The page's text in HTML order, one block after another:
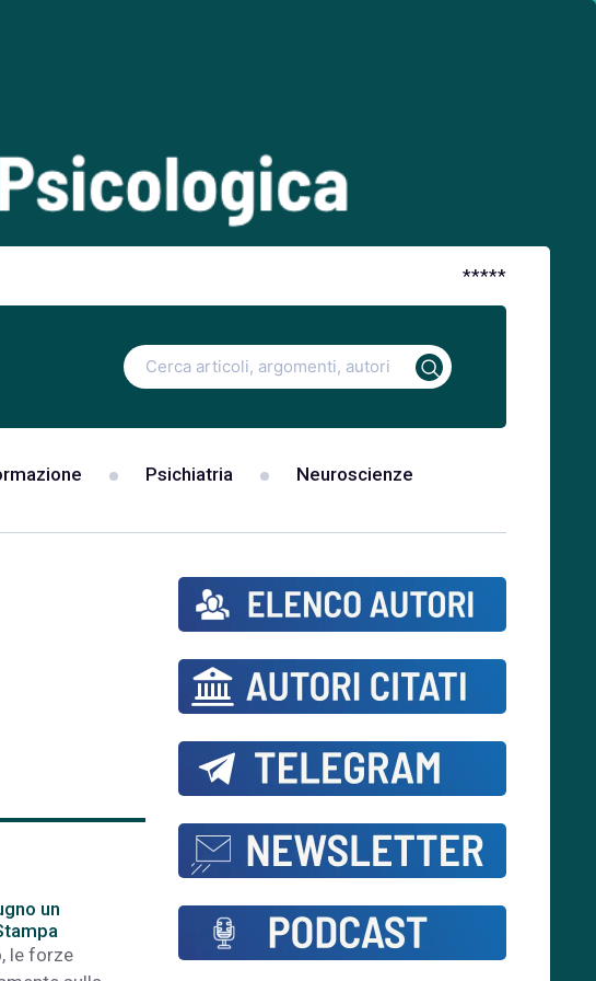
*****
Ricerca
per:
Psichiatria Neuroscienze
un
le forze